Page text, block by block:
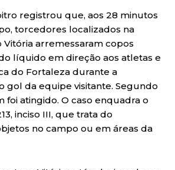
registrou que, aos 28 minutos
torcedores localizados na
arremessaram copos
líquido em direção aos atletas e
do Fortaleza durante a
gol da equipe visitante. Segundo
foi atingido. O caso enquadra o
inciso III, que trata do
no campo ou em áreas da